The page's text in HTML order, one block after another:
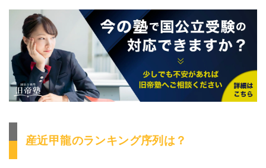
産近甲龍のランキング序列は？